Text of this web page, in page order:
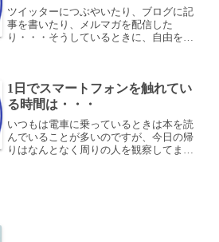
ツイッターにつぶやいたり、ブログに記
事を書いたり、メルマガを配信した
り・・・そうしているときに、自由を感
は、すばらしい！思うに、制約を...
1日でスマートフォンを触れてい
る時間は・・・
いつもは電車に乗っているときは本を読
んでいることが多いのですが、今日の帰
りはなんとなく周りの人を観察してまし